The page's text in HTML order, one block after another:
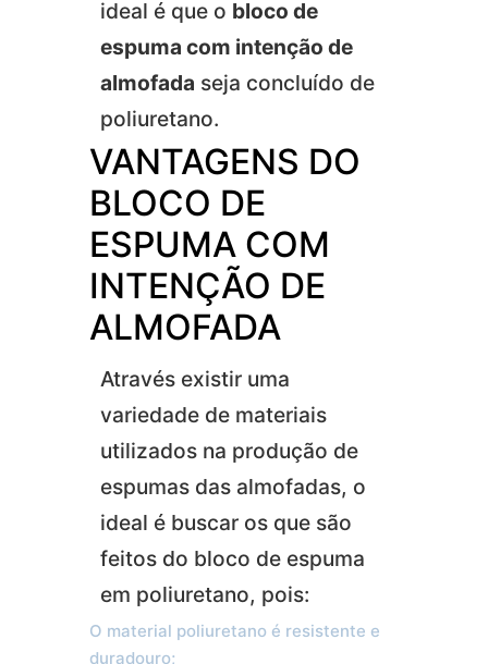
ideal é que o bloco de
espuma com intenção de
almofada seja concluído de
poliuretano.
VANTAGENS DO
BLOCO DE
ESPUMA COM
INTENÇÃO DE
ALMOFADA
Através existir uma
variedade de materiais
utilizados na produção de
espumas das almofadas, o
ideal é buscar os que são
feitos do bloco de espuma
em poliuretano, pois:
O material poliuretano é resistente e
duradouro;